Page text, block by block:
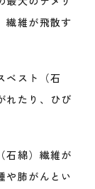
繊維が飛散す
ベスト（石
れたり、ひび
石綿）繊維が
や肺がんとい